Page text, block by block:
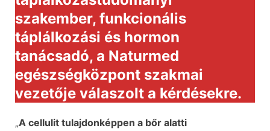
szakember, funkcionális
táplálkozási és hormon
tanácsadó, a Naturmed
egészségközpont szakmai
vezetője válaszolt a kérdésekre.
„A cellulit tulajdonképpen a bőr alatti